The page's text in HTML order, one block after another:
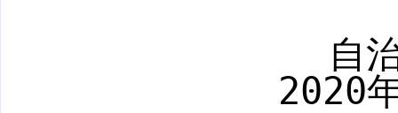
自
2020